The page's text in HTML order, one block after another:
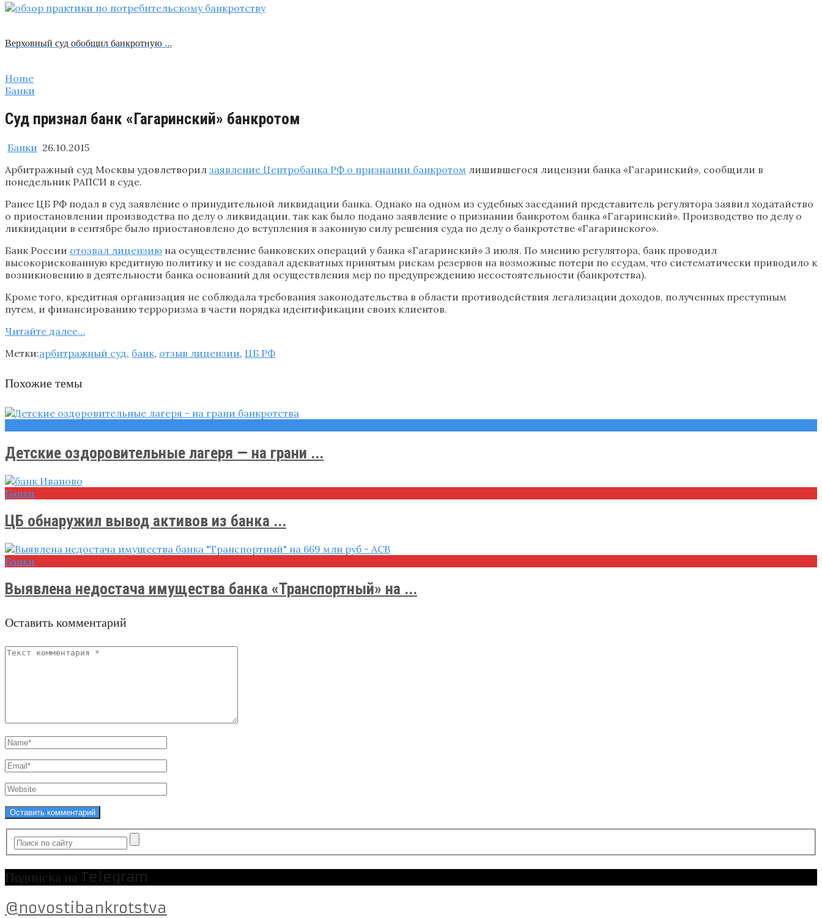
Верховный суд обобщил банкротную …
Home
Банки
Суд признал банк «Гагаринский» банкротом
Банки 26.10.2015
Арбитражный суд Москвы удовлетворил заявление Центробанка РФ о признании банкротом лишившегося лицензии банка «Гагаринский», сообщили в
понедельник РАПСИ в суде.
Ранее ЦБ РФ подал в суд заявление о принудительной ликвидации банка. Однако на одном из судебных заседаний представитель регулятора заявил ходатайство
о приостановлении производства по делу о ликвидации, так как было подано заявление о признании банкротом банка «Гагаринский». Производство по делу о
ликвидации в сентябре было приостановлено до вступления в законную силу решения суда по делу о банкротстве «Гагаринского».
Банк России отозвал лицензию на осуществление банковских операций у банка «Гагаринский» 3 июля. По мнению регулятора, банк проводил
высокорискованную кредитную политику и не создавал адекватных принятым рискам резервов на возможные потери по ссудам, что систематически приводило к
возникновению в деятельности банка оснований для осуществления мер по предупреждению несостоятельности (банкротства).
Кроме того, кредитная организация не соблюдала требования законодательства в области противодействия легализации доходов, полученных преступным
путем, и финансированию терроризма в части порядка идентификации своих клиентов.
Читайте далее…
Метки:арбитражный суд, банк, отзыв лицензии, ЦБ РФ
Похожие темы
Детские оздоровительные лагеря — на грани ...
Банки
ЦБ обнаружил вывод активов из банка ...
Банки
Выявлена недостача имущества банка «Транспортный» на ...
Оставить комментарий
Подписка на Telegram
@novostibankrotstva